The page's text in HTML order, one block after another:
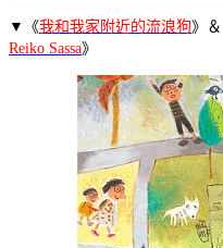
▼《我和我家附近的流浪狗》
Reiko Sassa》